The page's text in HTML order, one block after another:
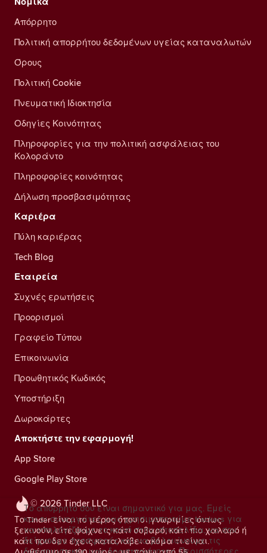
© 2026 Tinder LLC
Το Tinder είναι το μέρος όπου οι γνωριμίες όντως
ξεκινούν, είτε ψάχνεις κάτι σοβαρό, κάτι πιο χαλαρό ή
κάτι που δεν έχεις καταλάβει ακόμα τι είναι.
Απόρρητο
Πολιτική απορρήτου δεδομένων υγείας καταναλωτών
Όρους
Πολιτική Cookie
Πνευματική Ιδιοκτησία
Οδηγίες Κοινότητας
Πληροφορίες για την πολιτική ασφάλειας του
Κολοράντο
Πληροφορίες κοινότητας
Δήλωση προσβασιμότητας
Καριέρα
Πύλη καριέρας
Tech Blog
Εταιρεία
Συχνές ερωτήσεις
Προορισμοί
Γραφείο Τύπου
Επικοινωνία
Προωθητικός Κωδικός
Υποστήριξη
Δωροκάρτες
Αποκτήστε την εφαρμογή!
App Store
Google Play Store
Το απόρρητό σου είναι σημαντικό για μας. Εμείς
και οι συνεργάτες μας χρησιμοποιούμε trackers για
να υπολογίζουμε το κοινό στην ιστοσελίδα, να σου
δείχνουμε προσφορές και να βελτιώνουμε τις